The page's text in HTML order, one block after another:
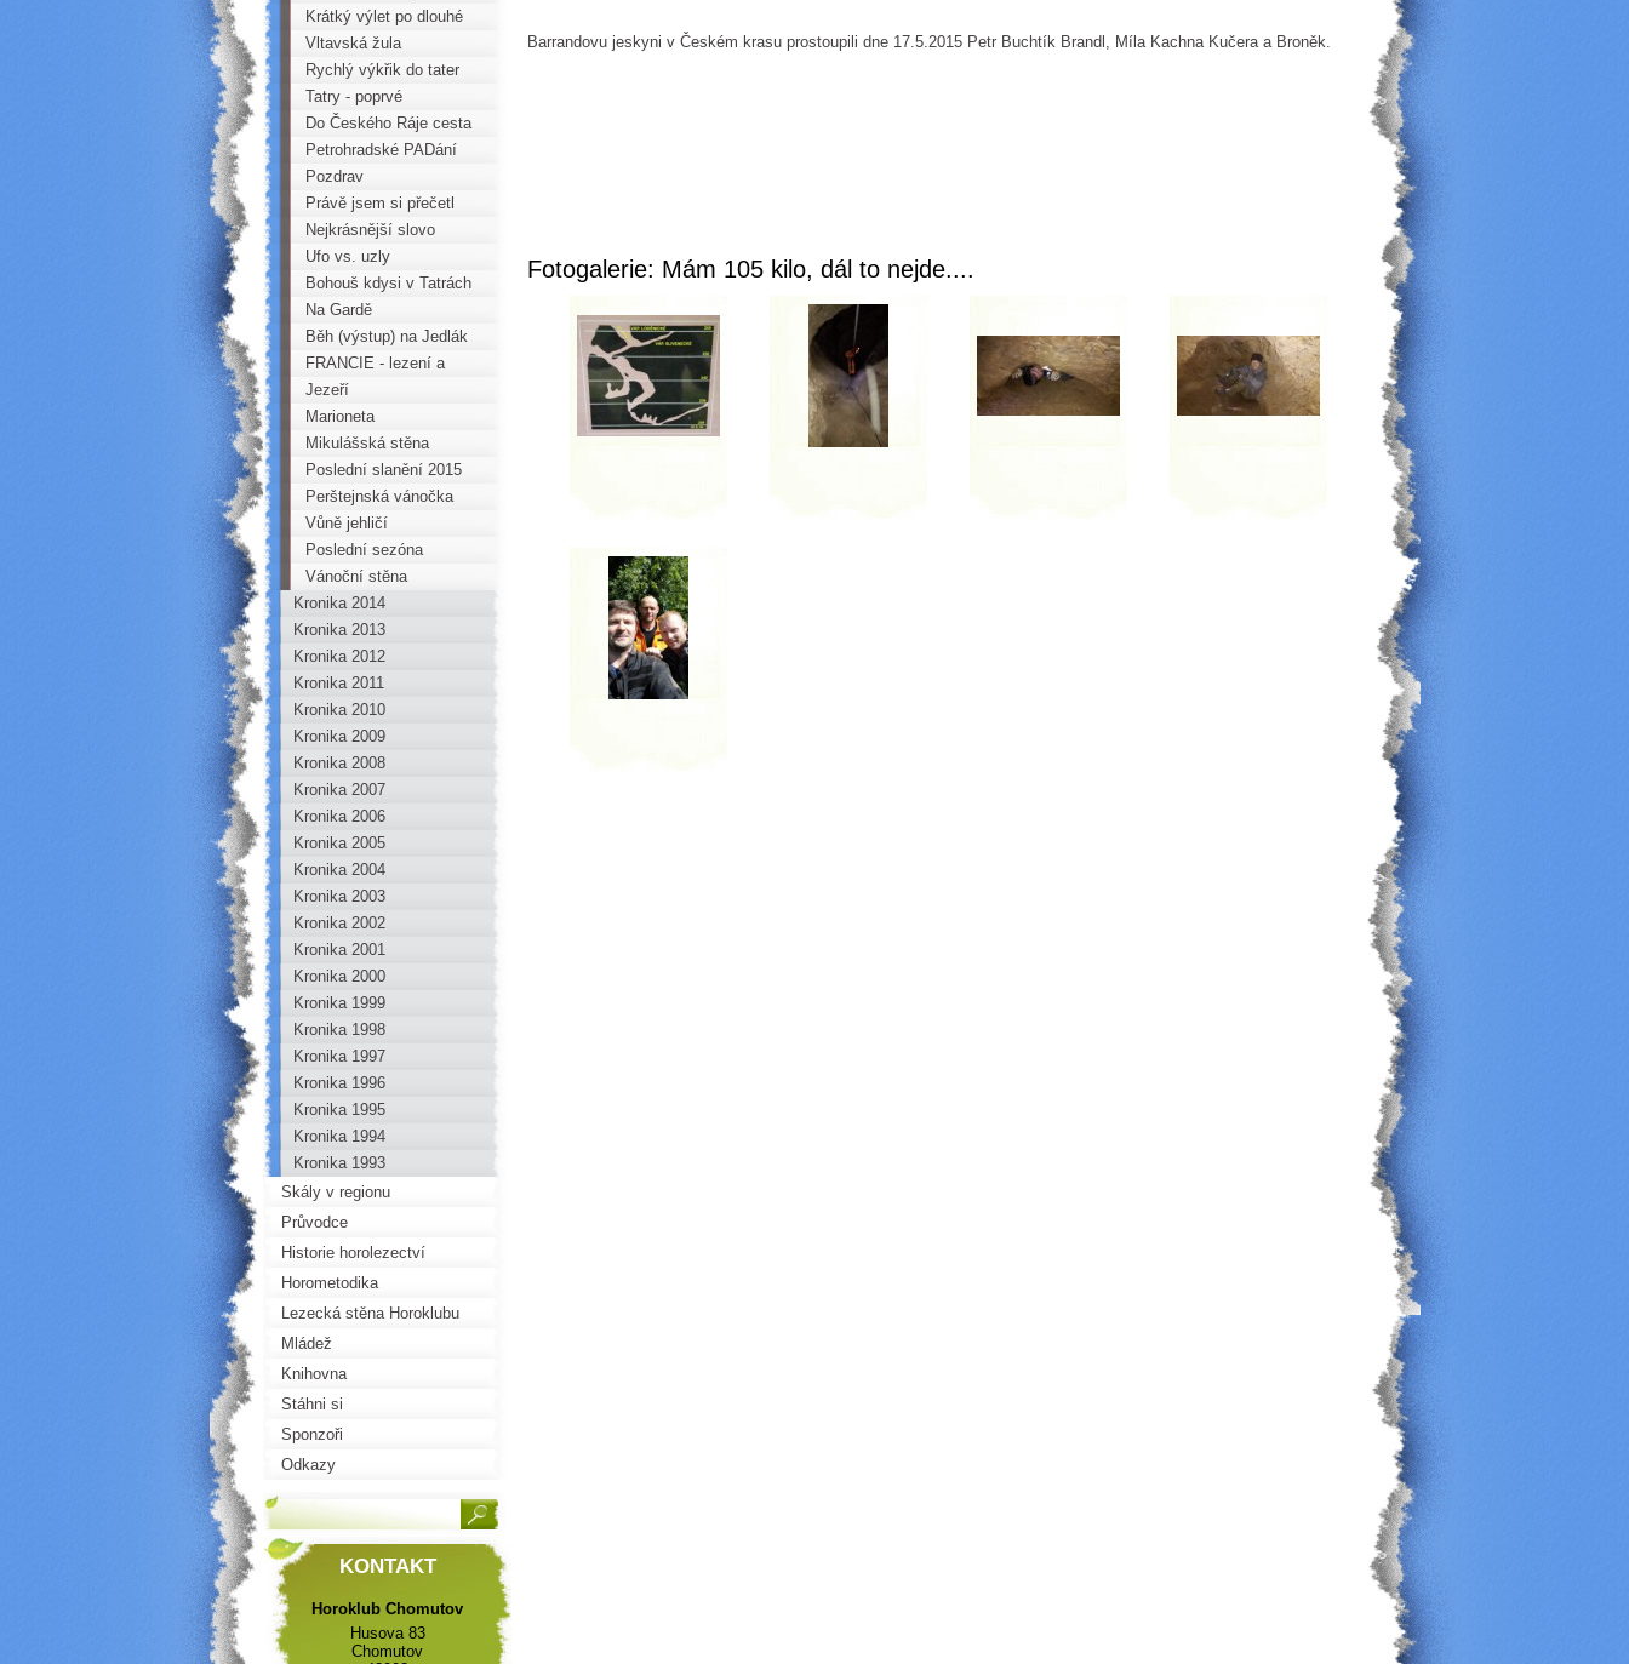
Barrandovu jeskyni v Českém krasu prostoupili dne 17.5.2015 Petr Buchtík Brandl, Míla Kachna Kučera a Broněk.
Fotogalerie: Mám 105 kilo, dál to nejde....
Krátký výlet po dlouhé
době
Vltavská žula
Rychlý výkřik do tater
Tatry - poprvé
Do Českého Ráje cesta
příjemná je, duláj, dudláj,
dá...
Petrohradské PADání
2015
Pozdrav
Právě jsem si přečetl
úvodník ...
Nejkrásnější slovo
Ufo vs. uzly
Bohouš kdysi v Tatrách
Na Gardě
Běh (výstup) na Jedlák
FRANCIE - lezení a
toulky
Jezeří
Marioneta
Mikulášská stěna
Poslední slanění 2015
Perštejnská vánočka
Vůně jehličí
Poslední sezóna
Vánoční stěna
Kronika 2014
Kronika 2013
Kronika 2012
Kronika 2011
Kronika 2010
Kronika 2009
Kronika 2008
Kronika 2007
Kronika 2006
Kronika 2005
Kronika 2004
Kronika 2003
Kronika 2002
Kronika 2001
Kronika 2000
Kronika 1999
Kronika 1998
Kronika 1997
Kronika 1996
Kronika 1995
Kronika 1994
Kronika 1993
Skály v regionu
Průvodce
Historie horolezectví
Horometodika
Lezecká stěna Horoklubu
Mládež
Knihovna
Stáhni si
Sponzoři
Odkazy
KONTAKT
Horoklub Chomutov
Husova 83
Chomutov